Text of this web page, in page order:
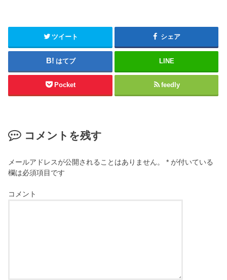
ツイート シェア
はてブ LINE
Pocket feedly
コメントを残す
メールアドレスが公開されることはありません。 * が付いている
欄は必須項目です
コメント